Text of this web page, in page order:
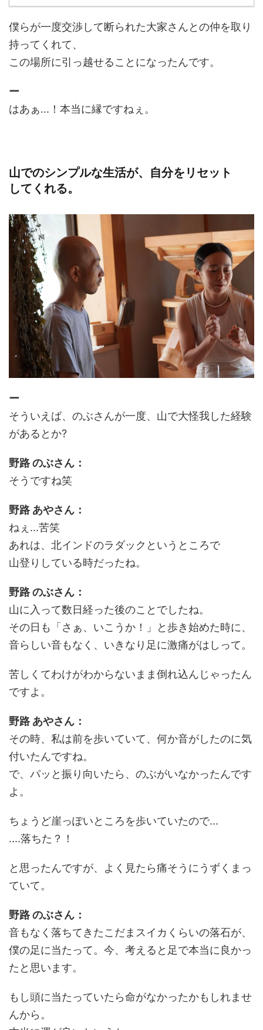
僕らが一度交渉して断られた大家さんとの仲を取り
持ってくれて、
この場所に引っ越せることになったんです。
ー
はあぁ...！本当に縁ですねぇ。
山でのシンプルな生活が、自分をリセット
してくれる。
ー
そういえば、のぶさんが一度、山で大怪我した経験
があるとか?
野路 のぶさん：
そうですね笑
野路 あやさん：
ねぇ...苦笑
あれは、北インドのラダックというところで
山登りしている時だったね。
野路 のぶさん：
山に入って数日経った後のことでしたね。
その日も「さぁ、いこうか！」と歩き始めた時に、
音らしい音もなく、いきなり足に激痛がはしって。
苦しくてわけがわからないまま倒れ込んじゃったん
ですよ。
野路 あやさん：
その時、私は前を歩いていて、何か音がしたのに気
付いたんですね。
で、パッと振り向いたら、のぶがいなかったんです
よ。
ちょうど崖っぽいところを歩いていたので...
....落ちた？！
と思ったんですが、よく見たら痛そうにうずくまっ
ていて。
野路 のぶさん：
音もなく落ちてきたこだまスイカくらいの落石が、
僕の足に当たって。今、考えると足で本当に良かっ
たと思います。
もし頭に当たっていたら命がなかったかもしれませ
んから。